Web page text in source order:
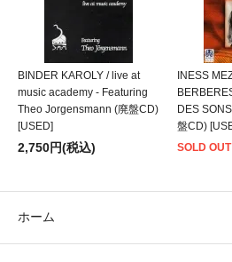
BINDER KAROLY / live at
music academy - Featuring
Theo Jorgensmann (廃盤CD)
[USED]
2,750円(税込)
INESS
DES
盤CD)
SOLD OUT
ホーム